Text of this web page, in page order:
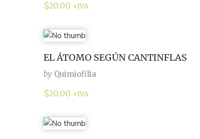
$20.00 +IVA
EL ÁTOMO SEGÚN CANTINFLAS
by Quimiofilia
$20.00 +IVA